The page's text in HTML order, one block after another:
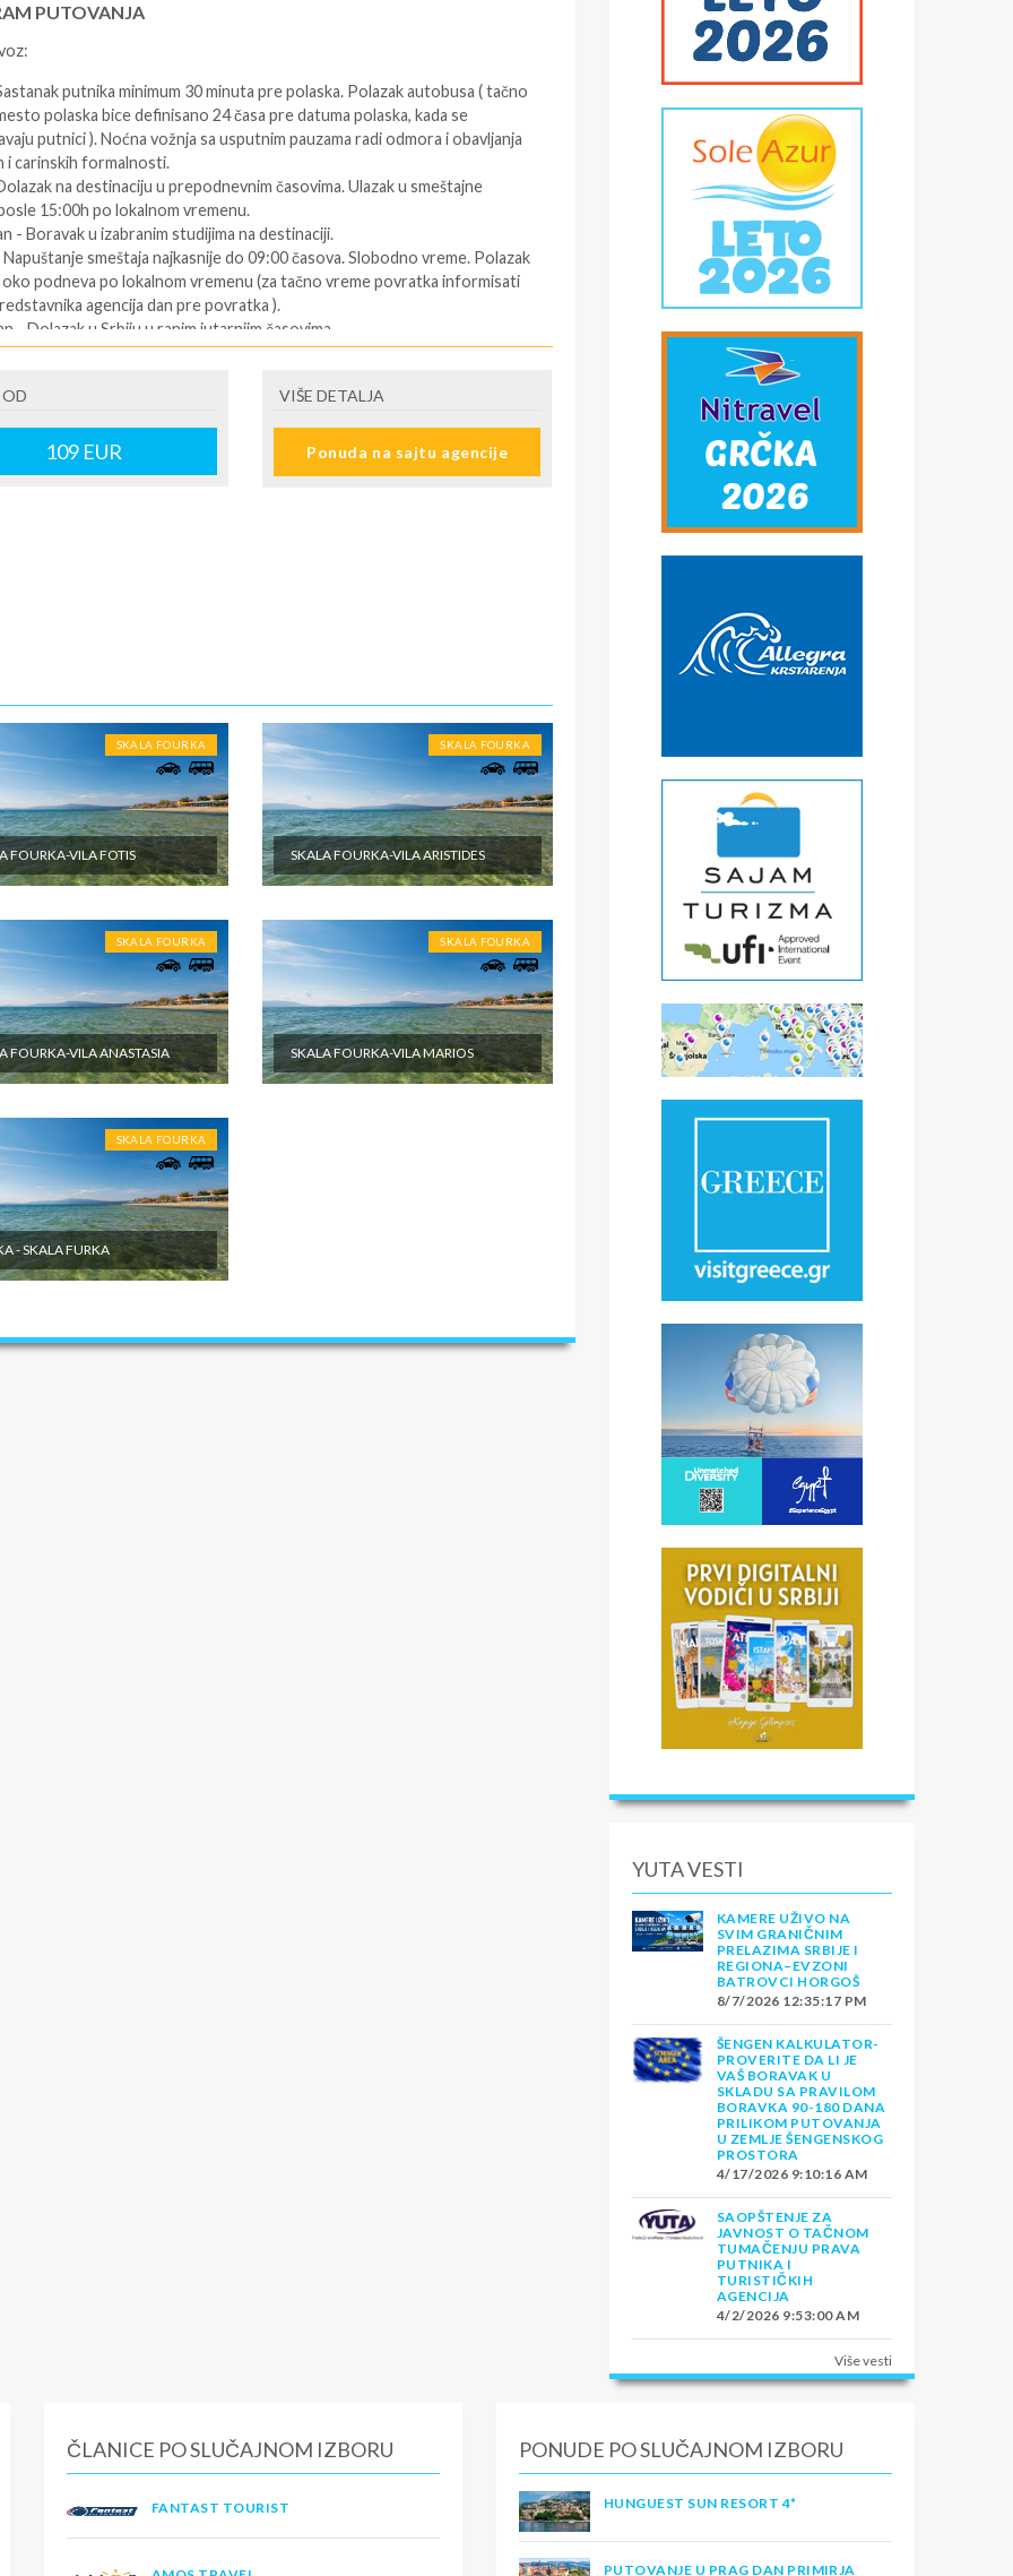
PUTOVANJA
putnika minimum 30 minuta pre polaska. Polazak autobusa ( tačno
polaska bice definisano 24 časa pre datuma polaska, kada se
putnici ). Noćna vožnja sa usputnim pauzama radi odmora i obavljanja
i carinskih formalnosti.
na destinaciju u prepodnevnim časovima. Ulazak u smeštajne
15:00h po lokalnom vremenu.
- Boravak u izabranim studijima na destinaciji.
Napuštanje smeštaja najkasnije do 09:00 časova. Slobodno vreme. Polazak
oko podneva po lokalnom vremenu (za tačno vreme povratka informisati
agencija dan pre povratka ).
- Dolazak u Srbiju u ranim jutarnjim časovima.
se nalazi na vuceru koji se preuzima u agenciji ),kako bi putnik
o smestaju ( broj sobe, spratnost ). Ulaz u smeštajne jedinice,
časova u određeni tip smeštaja prema uplaćenoj rezervaciji.
JE UKLJUČENO
aranžmana obuhvata: - Prevoz turističkim autobusom (visokopodni ili
audio i video opremljenost, klima, wi-fi) ili sopstvenim prevozom do
destinacije - Smeštaj na bazi izabranog broja noćenja u izabranom
studijima/apartmanima; - Usluge predstavnika agencije organizatora
ili inopartnera tokom boravka; - Troškove organizacije i vođstva puta.
NIJE UKLJUČENO
aranžmana ne obuhvata: - U cenu nije uračunata boravišna taksa. Cena
jedinici po danu i plaća se na licu mesta - Međunarodno putno
osiguranje; - Korišćenje klima uređaja (cena na upit) - Individualne i
putnika, kao i sve ostale usluge koje koristi putnik, a nisu
programom putovanja, a naprave se u toku puta i u toku boravka u
109EUR
VIŠE DETALJA
Ponuda na sajtu agencije
SKALA FOURKA
FOURKA-VILA FOTIS
SKALA FOURKA
SKALA FOURKA-VILA ARISTIDES
SKALA FOURKA
FOURKA-VILA ANASTASIA
SKALA FOURKA
SKALA FOURKA-VILA MARIOS
SKALA FOURKA
- SKALA FURKA
YUTA VESTI
KAMERE UŽIVO NA
SVIM GRANIČNIM
PRELAZIMA SRBIJE I
REGIONA–EVZONI
BATROVCI HORGOŠ
8/7/2026 12:35:17 PM
ŠENGEN KALKULATOR-
PROVERITE DA LI JE
VAŠ BORAVAK U
SKLADU SA PRAVILOM
BORAVKA 90-180 DANA
PRILIKOM PUTOVANJA
U ZEMLJE ŠENGENSKOG
PROSTORA
4/17/2026 9:10:16 AM
SAOPŠTENJE ZA
JAVNOST O TAČNOM
TUMAČENJU PRAVA
PUTNIKA I
TURISTIČKIH
AGENCIJA
4/2/2026 9:53:00 AM
Više vesti
ČLANICE PO SLUČAJNOM IZBORU
FANTAST TOURIST
PONUDE PO SLUČAJNOM IZBORU
HUNGUEST SUN RESORT 4*
PUTOVANJE U PRAG DAN PRIMIRJA